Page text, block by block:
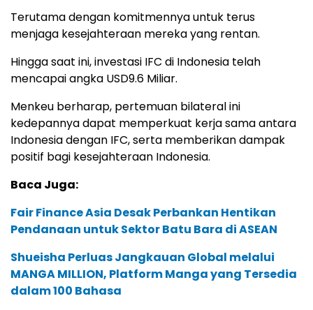
Terutama dengan komitmennya untuk terus
menjaga kesejahteraan mereka yang rentan.
Hingga saat ini, investasi IFC di Indonesia telah
mencapai angka USD9.6 Miliar.
Menkeu berharap, pertemuan bilateral ini
kedepannya dapat memperkuat kerja sama antara
Indonesia dengan IFC, serta memberikan dampak
positif bagi kesejahteraan Indonesia.
Baca Juga:
Fair Finance Asia Desak Perbankan Hentikan
Pendanaan untuk Sektor Batu Bara di ASEAN
Shueisha Perluas Jangkauan Global melalui
MANGA MILLION, Platform Manga yang Tersedia
dalam 100 Bahasa